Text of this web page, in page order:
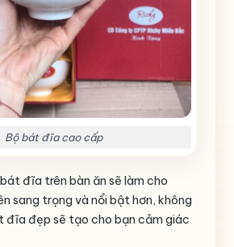
Bộ bát đĩa cao cấp
đĩa trên bàn ăn sẽ làm cho
sang trọng và nổi bật hơn, không
đĩa đẹp sẽ tạo cho bạn cảm giác